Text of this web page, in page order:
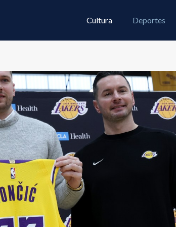
Cultura Deportes